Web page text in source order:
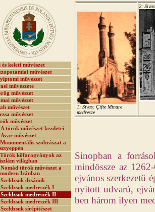
keleti művészet
művészet
művészet
művészete
művészet
művészet
művészet
művészet
művészet
A török művészet kezdetei
Avar művészet
Monumentális szobrászat a
sztyeppén
Török kőfaragványok az
iszlám világban
Nomád török művészet a
modern Iránban
Szeldzsuk dzsámik
Szeldzsuk medreszék I
Szeldzsuk medreszék II
Szeldzsuk medreszék III
Szeldzsuk sírépítészet
1: Sivas: Çifte Minare
medresze
2:
Sinopban a
mindössze az
ejvános szerkezetű
nyitott udvarú,
ben három ilyen